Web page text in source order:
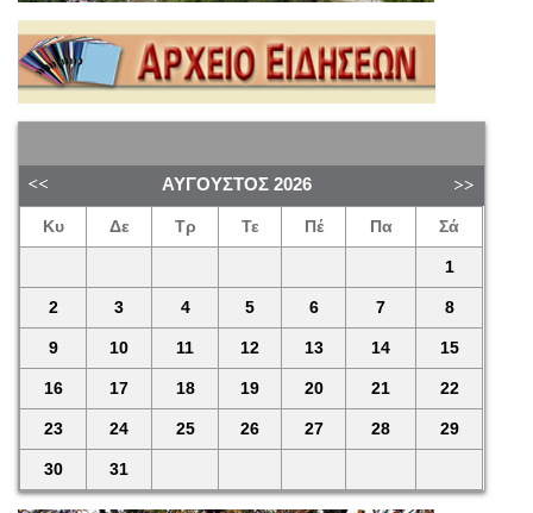
ΑΎΓΟΥΣΤΟΣ 2026
Κυ Δε Τρ Τε Πέ Πα Σά
1
2 3 4 5 6 7 8
9 10 11 12 13 14 15
16 17 18 19 20 21 22
23 24 25 26 27 28 29
30 31